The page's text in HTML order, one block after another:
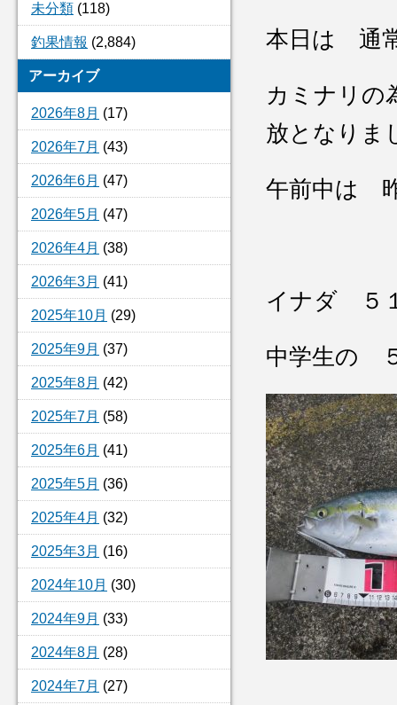
未分類 (118)
釣果情報 (2,884)
アーカイブ
2026年8月 (17)
2026年7月 (43)
2026年6月 (47)
2026年5月 (47)
2026年4月 (38)
2026年3月 (41)
2025年10月 (29)
2025年9月 (37)
2025年8月 (42)
2025年7月 (58)
2025年6月 (41)
2025年5月 (36)
2025年4月 (32)
2025年3月 (16)
2024年10月 (30)
2024年9月 (33)
2024年8月 (28)
2024年7月 (27)
本日は 通
カミナリ
放となりま
午前中は
イナダ ５
中学生の